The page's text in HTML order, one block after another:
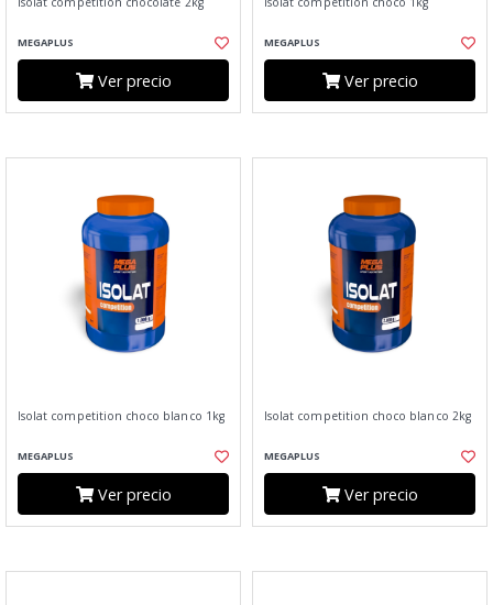
MEGAPLUS
Ver precio
MEGAPLUS
Ver precio
Isolat competition choco blanco 1kg
MEGAPLUS
Ver precio
Isolat competition choco blanco 2kg
MEGAPLUS
Ver precio